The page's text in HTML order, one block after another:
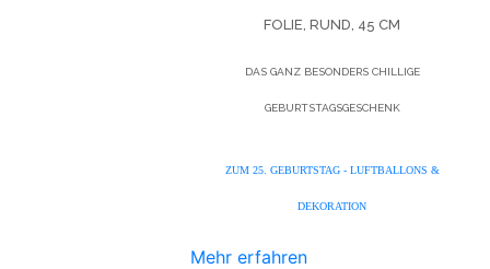
FOLIE, RUND, 45 CM
DAS GANZ BESONDERS CHILLIGE
GEBURTSTAGSGESCHENK
ZUM 25. GEBURTSTAG - LUFTBALLONS &
DEKORATION
Mehr erfahren